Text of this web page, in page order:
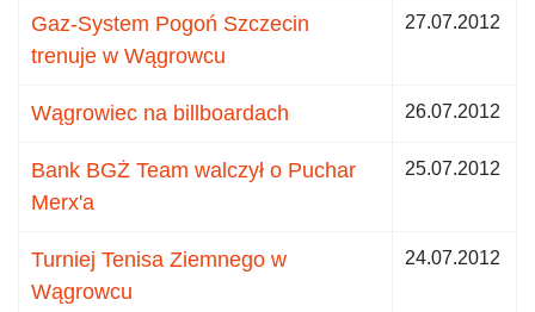
Gaz-System Pogoń Szczecin
trenuje w Wągrowcu
27.07.2012
Wągrowiec na billboardach 26.07.2012
Bank BGŻ Team walczył o Puchar
Merx'a
25.07.2012
Turniej Tenisa Ziemnego w
Wągrowcu
24.07.2012